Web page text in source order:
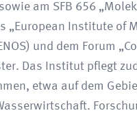
am SFB 656
„European Institute of
und dem Forum
Das Institut pflegt
etwa auf dem